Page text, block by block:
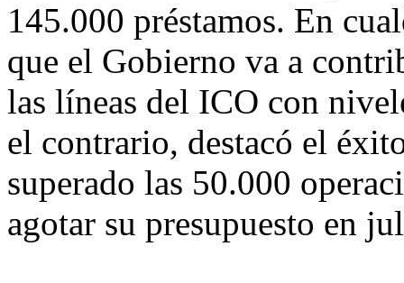
145.000 préstamos. En
que el Gobierno va a
las líneas del ICO con
el contrario, destacó el
superado las 50.000
agotar su presupuesto en